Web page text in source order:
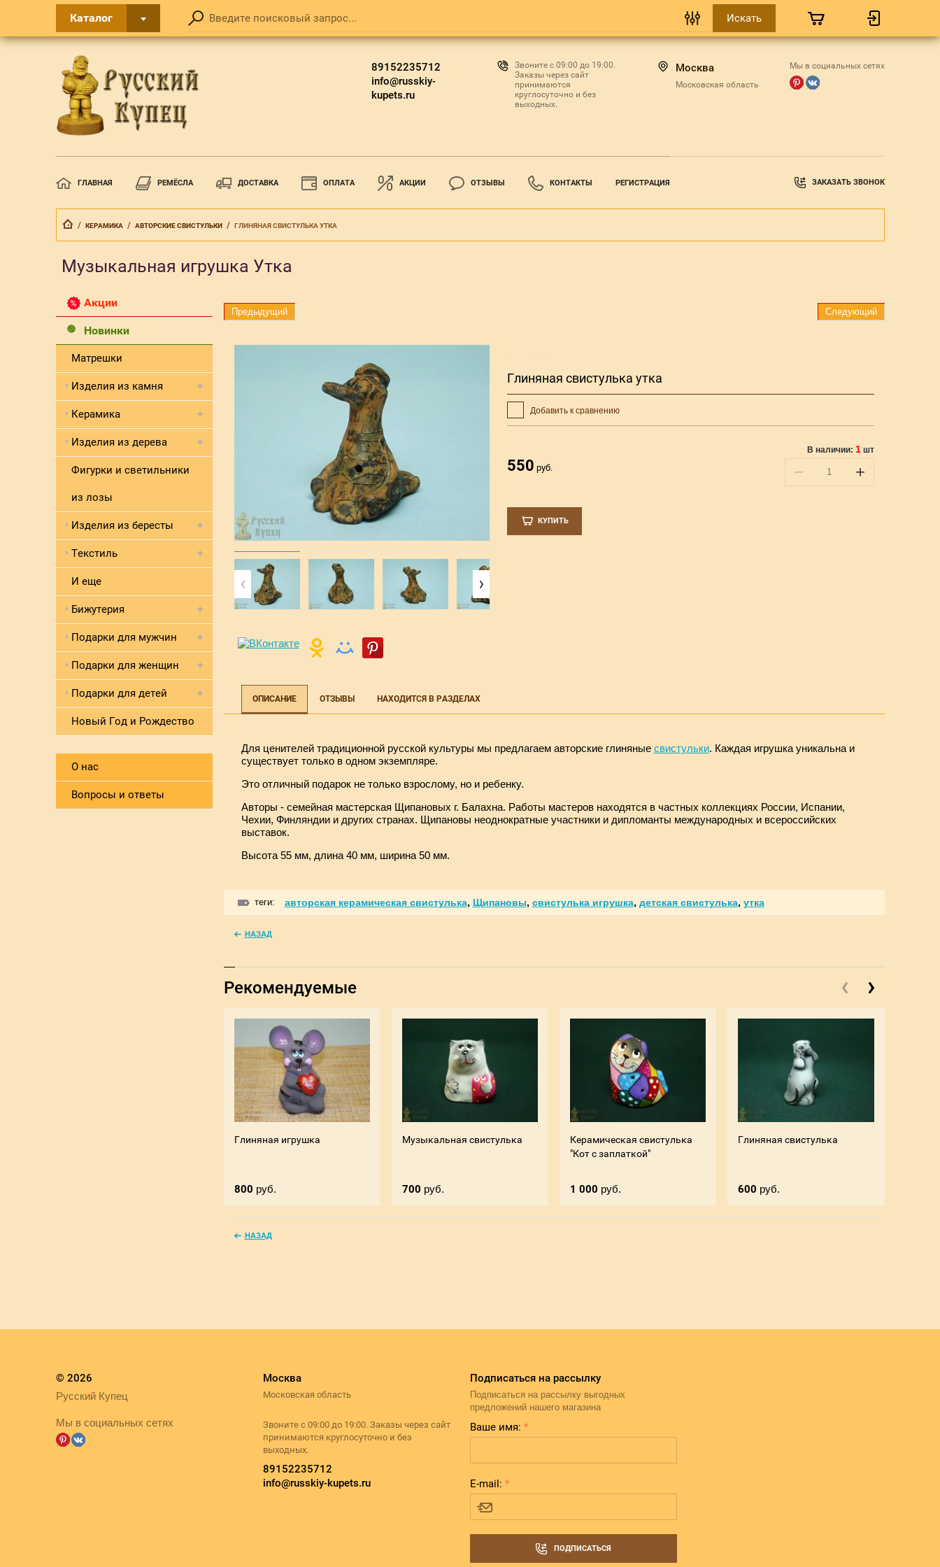
Каталог
89152235712
info@russkiy-
kupets.ru
Звоните с 09:00 до 19:00.
Заказы через сайт
принимаются
круглосуточно и без
выходных.
Москва
Московская область
Мы в социальных сетях
ГЛАВНАЯ РЕМЁСЛА ДОСТАВКА ОПЛАТА АКЦИИ ОТЗЫВЫ КОНТАКТЫ РЕГИСТРАЦИЯ ЗАКАЗАТЬ ЗВОНОК
  /
КЕРАМИКА
  /
АВТОРСКИЕ СВИСТУЛЬКИ
  /
ГЛИНЯНАЯ СВИСТУЛЬКА УТКА
Музыкальная игрушка Утка
Акции
Новинки
Матрешки
Изделия из камня
Керамика
Изделия из дерева
Фигурки и светильники
из лозы
Изделия из бересты
Текстиль
И еще
Бижутерия
Подарки для мужчин
Подарки для женщин
Подарки для детей
Новый Год и Рождество
О нас
Вопросы и ответы
Предыдущий Следующий
Глиняная свистулька утка
Добавить к сравнению
В наличии: 1шт
550 руб. − +
КУПИТЬ
ОПИСАНИЕ ОТЗЫВЫ НАХОДИТСЯ В РАЗДЕЛАХ
Для ценителей традиционной русской культуры мы предлагаем авторские глиняные свистульки. Каждая игрушка уникальна и
существует только в одном экземпляре.
Это отличный подарок не только взрослому, но и ребенку.
Авторы - семейная мастерская Щипановых г. Балахна. Работы мастеров находятся в частных коллекциях России, Испании,
Чехии, Финляндии и других странах. Щипановы неоднократные участники и дипломанты международных и всероссийских
выставок.
Высота 55 мм, длина 40 мм, ширина 50 мм.
теги: авторская керамическая свистулька, Щипановы, свистулька игрушка, детская свистулька, утка
НАЗАД
Рекомендуемые
Глиняная игрушка
800 руб.
Музыкальная свистулька
700 руб.
Керамическая свистулька
"Кот с заплаткой"
1 000 руб.
Глиняная свистулька
600 руб.
НАЗАД
© 2026
Русский Купец
Мы в социальных сетях
Москва
Московская область
Звоните с 09:00 до 19:00. Заказы через сайт
принимаются круглосуточно и без
выходных.
89152235712
info@russkiy-kupets.ru
Подписаться на рассылку
Подписаться на рассылку выгодных
предложений нашего магазина
Ваше имя: *
E-mail: *
ПОДПИСАТЬСЯ